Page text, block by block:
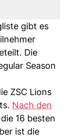
gibt es
Die
Season
ZSC Lions
Nach den
16 besten
ist die